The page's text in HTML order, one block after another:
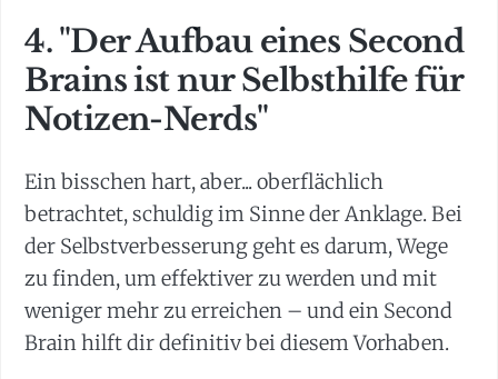
4. "Der Aufbau eines Second
Brains ist nur Selbsthilfe für
Notizen-Nerds"
Ein bisschen hart, aber... oberflächlich
betrachtet, schuldig im Sinne der Anklage. Bei
der Selbstverbesserung geht es darum, Wege
zu finden, um effektiver zu werden und mit
weniger mehr zu erreichen – und ein Second
Brain hilft dir definitiv bei diesem Vorhaben.